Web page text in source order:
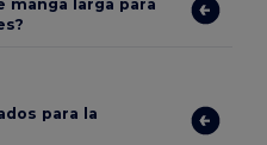
manga larga para
para la